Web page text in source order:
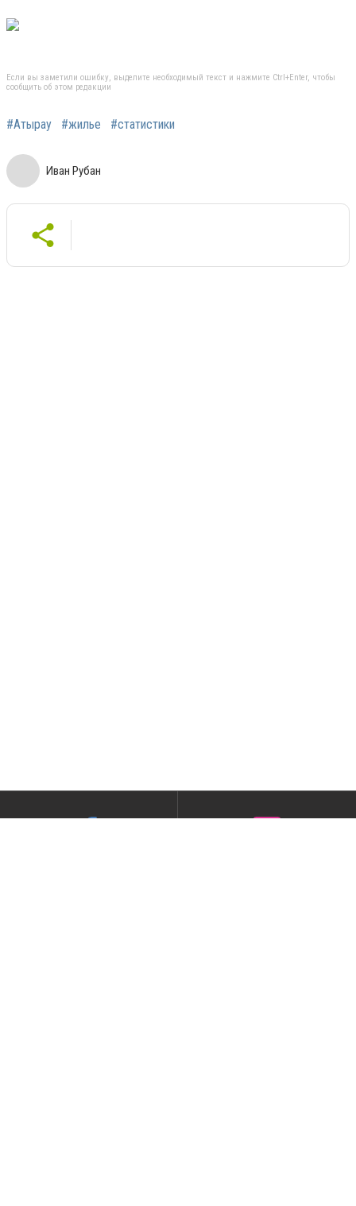
Если вы заметили ошибку, выделите необходимый текст и нажмите Ctrl+Enter, чтобы
сообщить об этом редакции
#Атырау #жилье #статистики
Иван Рубан